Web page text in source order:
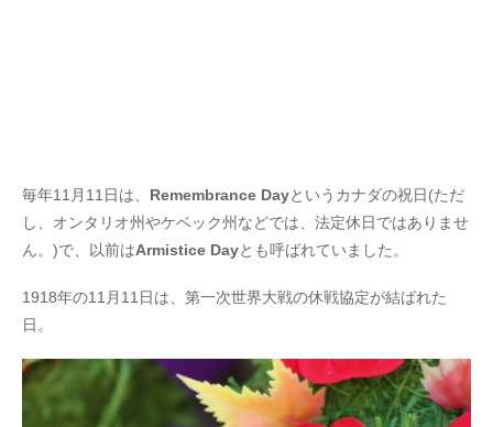
毎年11月11日は、 Remembrance Dayというカナダの祝日(ただ
し、オンタリオ州やケベック州などでは、法定休日ではありませ
ん。)で、以前はArmistice Dayとも呼ばれていました。
1918年の11月11日は、第一次世界大戦の休戦協定が結ばれた
日。